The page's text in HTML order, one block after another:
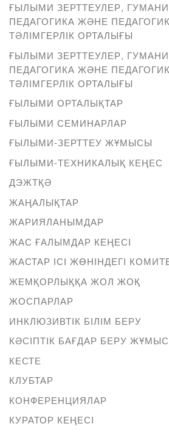
ҒЫЛЫМИ ЗЕРТТЕУЛЕР,
ПЕДАГОГИКА ЖӘНЕ
ТӘЛІМГЕРЛІК ОРТАЛЫҒЫ
ҒЫЛЫМИ ЗЕРТТЕУЛЕР,
ПЕДАГОГИКА ЖӘНЕ
ТӘЛІМГЕРЛІК ОРТАЛЫҒЫ
ҒЫЛЫМИ ОРТАЛЫҚТАР
ҒЫЛЫМИ СЕМИНАРЛАР
ҒЫЛЫМИ-ЗЕРТТЕУ ЖҰМЫСЫ
ҒЫЛЫМИ-ТЕХНИКАЛЫҚ КЕҢЕС
ДЭЖТҚӘ
ЖАҢАЛЫҚТАР
ЖАРИЯЛАНЫМДАР
ЖАС ҒАЛЫМДАР КЕҢЕСІ
ЖАСТАР ІСІ ЖӨНІНДЕГІ
ЖЕМҚОРЛЫҚҚА ЖОЛ ЖОҚ
ЖОСПАРЛАР
ИНКЛЮЗИВТІК БІЛІМ БЕРУ
КӘСІПТІК БАҒДАР БЕРУ
КЕСТЕ
КЛУБТАР
КОНФЕРЕНЦИЯЛАР
КУРАТОР КЕҢЕСІ